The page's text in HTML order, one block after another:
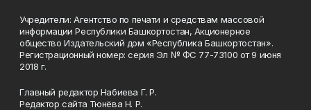
Учредители: Агентство по печати и средствам массовой
информации Республики Башкортостан, Акционерное
общество Издательский дом «Республика Башкортостан».
Регистрационный номер: серия Эл № ФС 77-73100 от 9 июня
2018 г.
Главный редактор Набиева Г. Р.
Редактор сайта Тюнёва Н. Р.